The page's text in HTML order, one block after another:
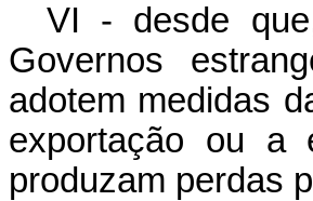
VI - desde
Governos
adotem medidas
exportação ou a
produzam perdas